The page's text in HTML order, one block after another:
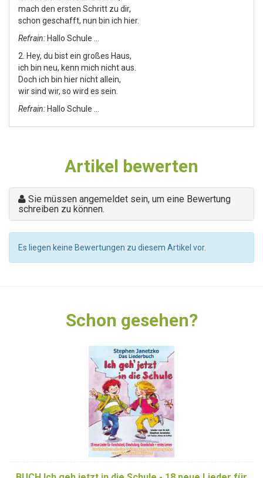
mach den ersten Schritt zu dir,
schon geschafft, nun bin ich hier.
Refrain: Hallo Schule ...
2. Hey, du bist ein großes Haus,
ich bin neu, kenn mich nicht aus.
Doch ich bin hier nicht allein,
wir sind wir, so wird es sein.
Refrain: Hallo Schule ...
Artikel bewerten
Sie müssen angemeldet sein, um eine Bewertung
schreiben zu können.
Es liegen keine Bewertungen zu diesem Artikel vor.
Schon gesehen?